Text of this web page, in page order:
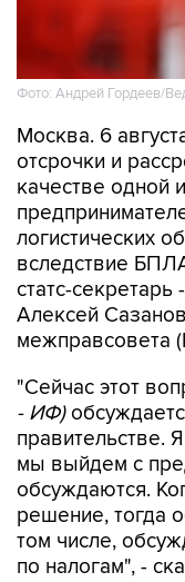
Фото: Андрей Гордеев/
Москва. 6
отсрочки и
качестве одной
логистических
вследствие
статс-
Алексей
межправсовета
"Сейчас этот
- ИФ)
правительстве.
мы выйдем с
обсуждаются.
решение, тогда
том числе,
по налогам", -